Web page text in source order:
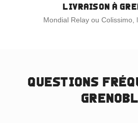
Livraison à
Mondial Relay ou Colissimo,
Questions